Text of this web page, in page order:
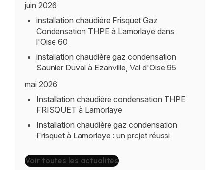
juin 2026
installation chaudière Frisquet Gaz
Condensation THPE à Lamorlaye dans
l'Oise 60
installation chaudière gaz condensation
Saunier Duval à Ezanville, Val d'Oise 95
mai 2026
Installation chaudière condensation THPE
FRISQUET à Lamorlaye
Installation chaudière gaz condensation
Frisquet à Lamorlaye : un projet réussi
Voir toutes les actualités